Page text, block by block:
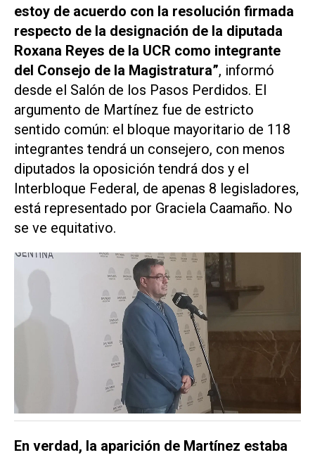
estoy de acuerdo con la resolución firmada
respecto de la designación de la diputada
Roxana Reyes de la UCR como integrante
del Consejo de la Magistratura”, informó
desde el Salón de los Pasos Perdidos. El
argumento de Martínez fue de estricto
sentido común: el bloque mayoritario de 118
integrantes tendrá un consejero, con menos
diputados la oposición tendrá dos y el
Interbloque Federal, de apenas 8 legisladores,
está representado por Graciela Caamaño. No
se ve equitativo.
En verdad, la aparición de Martínez estaba